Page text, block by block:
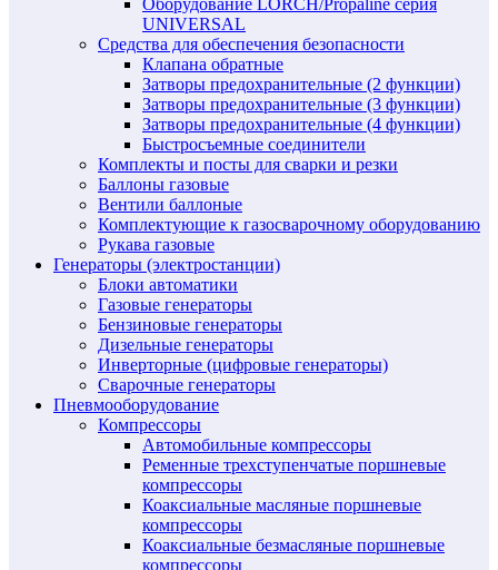
UNIVERSAL
Средства для обеспечения безопасности
Клапана обратные
Затворы предохранительные (2 функции)
Затворы предохранительные (3 функции)
Затворы предохранительные (4 функции)
Быстросъемные соединители
Комплекты и посты для сварки и резки
Баллоны газовые
Вентили баллоные
Комплектующие к газосварочному оборудованию
Рукава газовые
Генераторы (электростанции)
Блоки автоматики
Газовые генераторы
Бензиновые генераторы
Дизельные генераторы
Инверторные (цифровые генераторы)
Сварочные генераторы
Пневмооборудование
Компрессоры
Автомобильные компрессоры
Ременные трехступенчатые поршневые
компрессоры
Коаксиальные масляные поршневые
компрессоры
Коаксиальные безмасляные поршневые
компрессоры